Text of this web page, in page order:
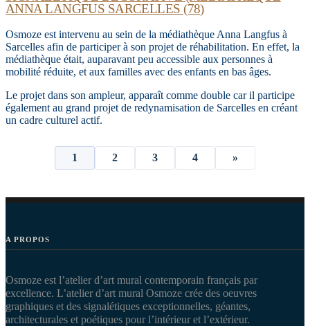
ANNA LANGFUS SARCELLES (78)
Osmoze est intervenu au sein de la médiathèque Anna Langfus à
Sarcelles afin de participer à son projet de réhabilitation. En effet, la
médiathèque était, auparavant peu accessible aux personnes à
mobilité réduite, et aux familles avec des enfants en bas âges.
Le projet dans son ampleur, apparaît comme double car il participe
également au grand projet de redynamisation de Sarcelles en créant
un cadre culturel actif.
Pagination
1 2 3 4 »
A PROPOS
Osmoze est l’atelier d’art mural contemporain français par
excellence. L’atelier d’art mural Osmoze crée des oeuvres
graphiques et des signalétiques exceptionnelles, géantes,
architecturales et poétiques pour l’intérieur et l’extérieur.